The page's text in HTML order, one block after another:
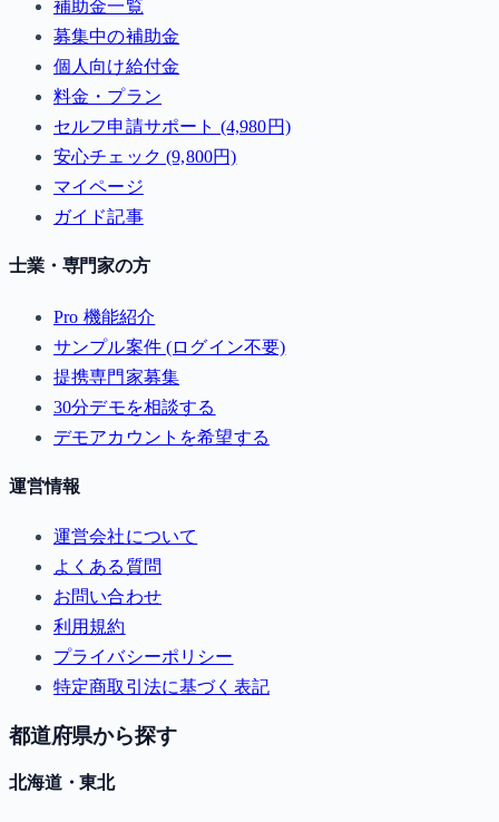
補助金一覧
募集中の補助金
個人向け給付金
料金・プラン
セルフ申請サポート (4,980円)
安心チェック (9,800円)
マイページ
ガイド記事
士業・専門家の方
Pro 機能紹介
サンプル案件 (ログイン不要)
提携専門家募集
30分デモを相談する
デモアカウントを希望する
運営情報
運営会社について
よくある質問
お問い合わせ
利用規約
プライバシーポリシー
特定商取引法に基づく表記
都道府県から探す
北海道・東北